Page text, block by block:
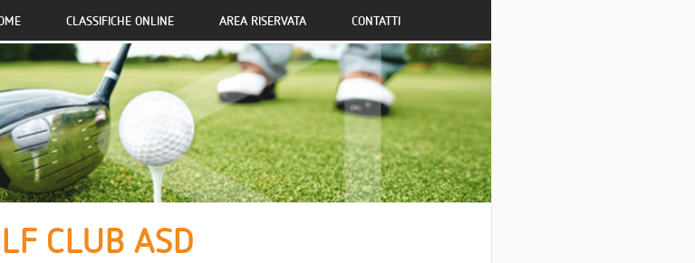
CLASSIFICHE ONLINE AREA RISERVATA CONTATTI
CLUB ASD